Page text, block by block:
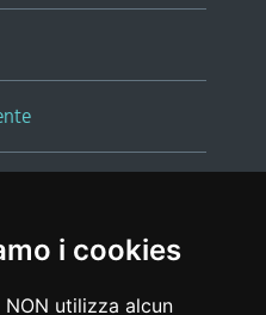
i cookies
utilizza alcun